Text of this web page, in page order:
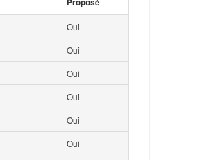
Proposé
Oui
Oui
Oui
Oui
Oui
Oui